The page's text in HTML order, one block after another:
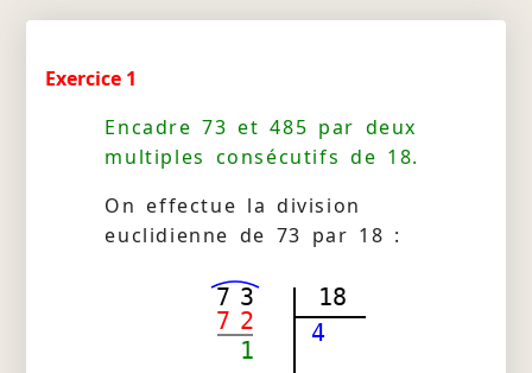
Exercice 1
Encadre 73 et 485 par deux
multiples consécutifs de 18.
On effectue la division
euclidienne de 73 par 18 :
7 3
18
4
2
7
1